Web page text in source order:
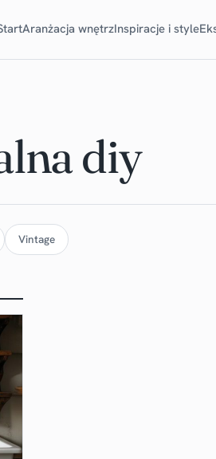
Aranżacja wnętrzInspiracje i style
diy
Vintage